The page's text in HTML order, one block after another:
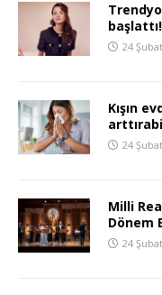
başlattı!
24
Kışın
24
Milli
Dönem
24